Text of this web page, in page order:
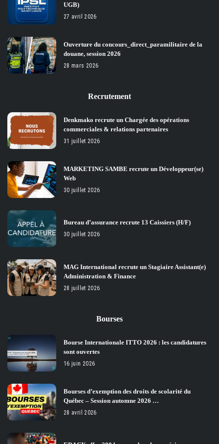
UGB)
27 avril 2026
Ouverture du concours_direct_paramilitaire de la
douane, session 2026
28 mars 2026
Recrutement
Denkmako recrute un Chargée des opérations
commerciales & relations partenaires
31 juillet 2026
MARKETING SAMBE recrute un Développeur(se)
Web
30 juillet 2026
Bureau d’assurance recrute 13 Caissiers (H/F)
30 juillet 2026
MAG International recrute un Stagiaire Assistant(e)
Administration & Finance
28 juillet 2026
Bourses
Bourse Internationale ITTO 2026 : les candidatures
sont ouvertes
16 juin 2026
Bourses d’exemption des droits de scolarité du
Québec – Session automne 2026 …
28 avril 2026